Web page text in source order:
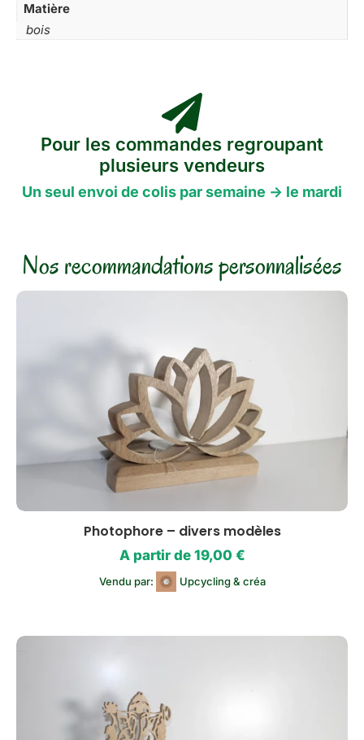
Matière
bois
Pour les commandes regroupant
plusieurs vendeurs
Un seul envoi de colis par semaine -> le mardi
Nos recommandations personnalisées
Photophore – divers modèles
A partir de 19,00 €
Vendu par: Upcycling & créa